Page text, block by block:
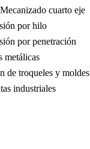
cuarto eje
por hilo
por penetración
metálicas
de troqueles y moldes
industriales